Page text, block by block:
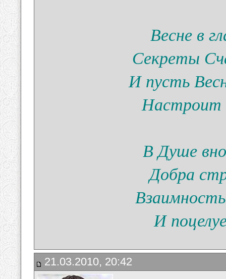
Весне в
Секреты
И пусть
Настроит
В Душе
Добра
И
21.03.2010, 20:42